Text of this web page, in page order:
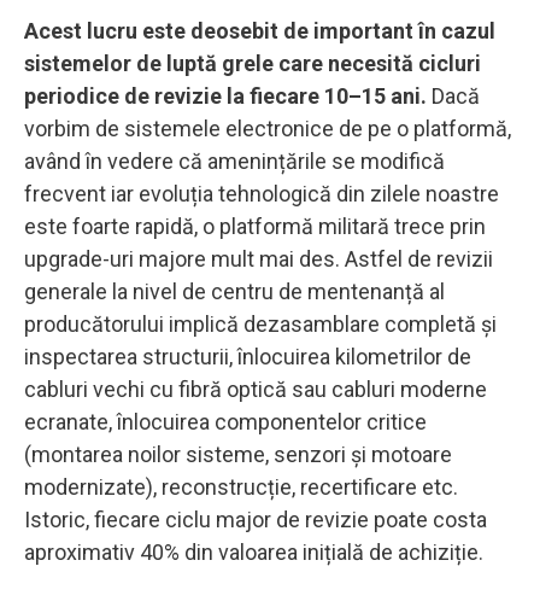
Acest lucru este deosebit de important în cazul
sistemelor de luptă grele care necesită cicluri
periodice de revizie la fiecare 10–15 ani. Dacă
vorbim de sistemele electronice de pe o platformă,
având în vedere că amenințările se modifică
frecvent iar evoluția tehnologică din zilele noastre
este foarte rapidă, o platformă militară trece prin
upgrade-uri majore mult mai des. Astfel de revizii
generale la nivel de centru de mentenanță al
producătorului implică dezasamblare completă și
inspectarea structurii, înlocuirea kilometrilor de
cabluri vechi cu fibră optică sau cabluri moderne
ecranate, înlocuirea componentelor critice
(montarea noilor sisteme, senzori și motoare
modernizate), reconstrucție, recertificare etc.
Istoric, fiecare ciclu major de revizie poate costa
aproximativ 40% din valoarea inițială de achiziție.